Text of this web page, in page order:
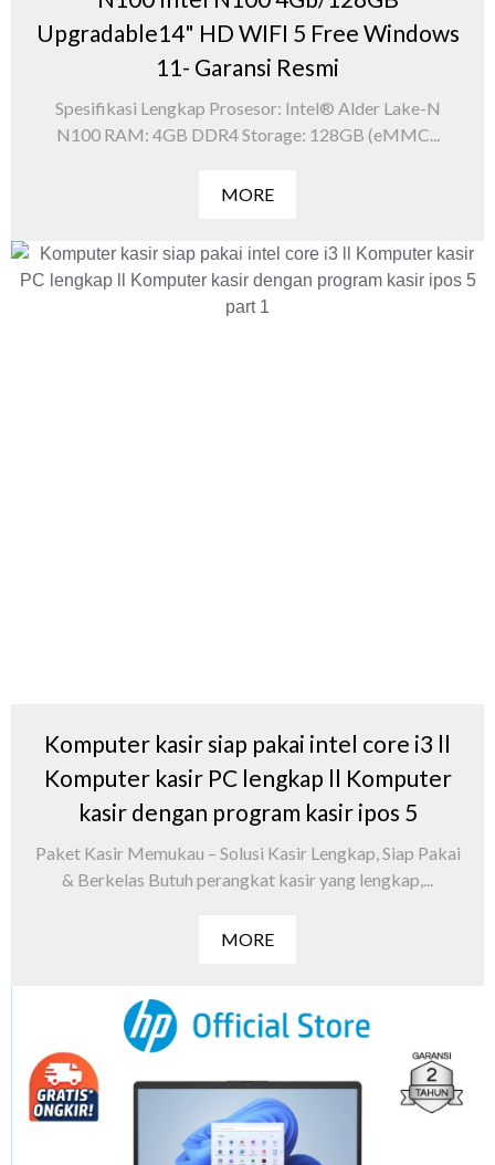
Upgradable14" HD WIFI 5 Free Windows
11- Garansi Resmi
Spesifikasi Lengkap Prosesor: Intel® Alder Lake-N
N100 RAM: 4GB DDR4 Storage: 128GB (eMMC...
MORE
Komputer kasir siap pakai intel core i3 ll
Komputer kasir PC lengkap ll Komputer
kasir dengan program kasir ipos 5
Paket Kasir Memukau – Solusi Kasir Lengkap, Siap Pakai
& Berkelas Butuh perangkat kasir yang lengkap,...
MORE